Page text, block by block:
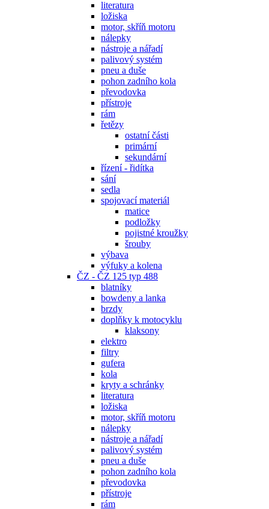
literatura
ložiska
motor, skříň motoru
nálepky
nástroje a nářadí
palivový systém
pneu a duše
pohon zadního kola
převodovka
přístroje
rám
řetězy
ostatní části
primární
sekundární
řízení - řidítka
sání
sedla
spojovací materiál
matice
podložky
pojistné kroužky
šrouby
výbava
výfuky a kolena
ČZ - ČZ 125 typ 488
blatníky
bowdeny a lanka
brzdy
doplňky k motocyklu
klaksony
elektro
filtry
gufera
kola
kryty a schránky
literatura
ložiska
motor, skříň motoru
nálepky
nástroje a nářadí
palivový systém
pneu a duše
pohon zadního kola
převodovka
přístroje
rám